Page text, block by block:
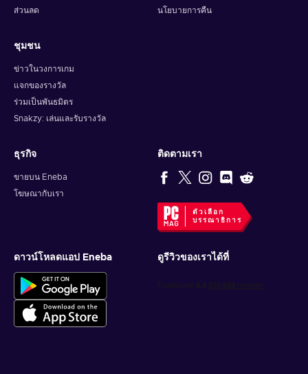
ส่วนลด
นโยบายการคืน
ชุมชน
ข่าวในวงการเกม
แจกของรางวัล
ร่วมเป็นพันธมิตร
Snakzy: เล่นและรับรางวัล
ธุรกิจ
ขายบน Eneba
โฆษณากับเรา
ติดตามเรา
ตัวเลือก
บรรณาธิการ
ดาวน์โหลดแอป Eneba ดูรีวิวของเราได้ที่